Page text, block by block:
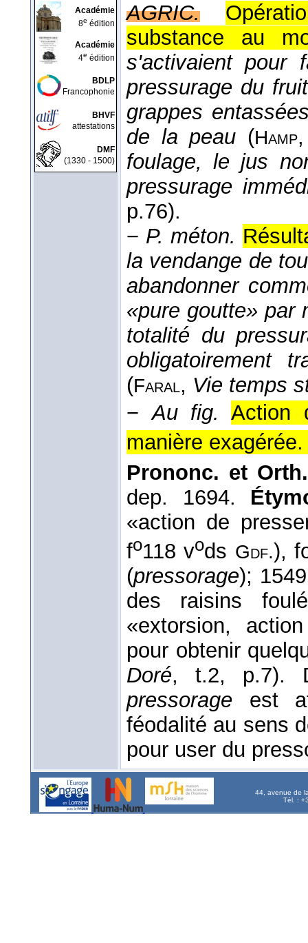
Académie
8e édition
Académie
4e édition
BDLP
Francophonie
BHVF
attestations
DMF
(1330 - 1500)
AGRIC.
substance au
s'activaient pour
pressurage du
grappes
de la peau (Hamp
foulage, le jus
pressurage
p.76).
− P. méton.
la vendange de
abandonner
«pure goutte» par
totalité du
obligatoirement
(Faral, Vie temps
−Au fig.
Action
manière exagérée.
Prononc. et
dep. 1694.
«action de
fo118 vods Gdf.),
(pressorage);
des raisins
«extorsion,
pour obtenir
Doré, t.2, p.7).
pressorage est
féodalité au sens
pour user du
44, avenue de
Tél. :